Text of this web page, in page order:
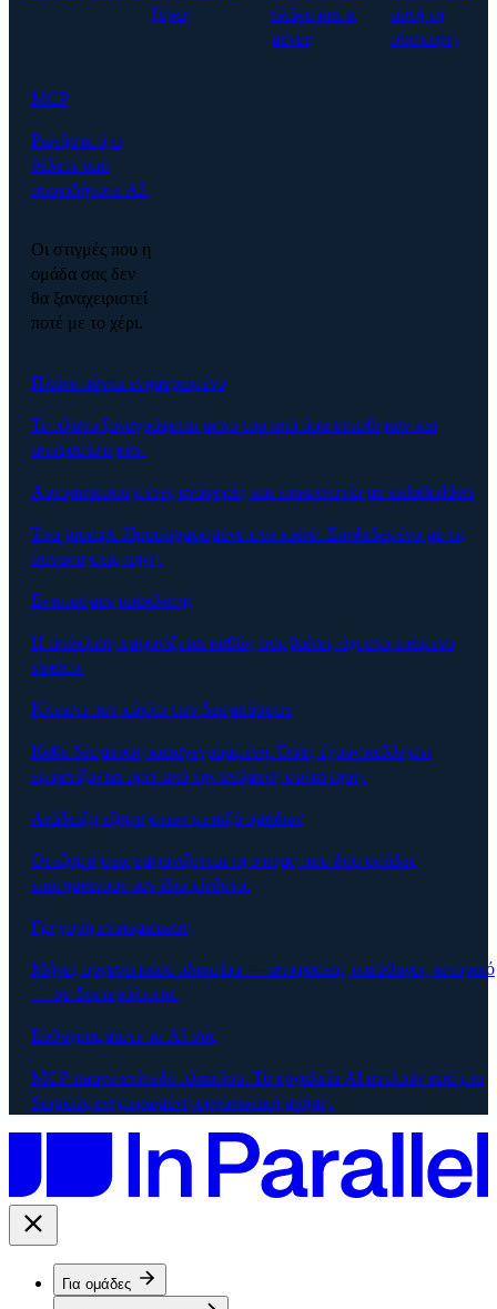
ξέρω;
πλάνο και τι
μένει;
αυτή τη
σύσκεψη;
MCP
Ρωτήστε ό,τι
θέλετε από
οποιοδήποτε AI.
Οι στιγμές που η
ομάδα σας δεν
θα ξαναχειριστεί
ποτέ με το χέρι.
Πλάνο πάντα ενημερωμένο
Το πλάνο ξαναγράφεται μόνο του από όσα ειπώθηκαν και
αποφασίστηκαν.
Αυτοματοποιημένες αναφορές και επικοινωνία με stakeholders
Ένα prompt. Προσαρμοσμένο στο κοινό. Συνδεδεμένο με τις
συναντήσεις-πηγή.
Εντοπισμός απόκλισης
Η απόκλιση εμφανίζεται καθώς συμβαίνει, όχι στο επόμενο
steerco.
Κλείστε τον κύκλο των δεσμεύσεων
Κάθε δέσμευση καταγεγραμμένη. Όσες έχουν κολλήσει
εμφανίζονται πριν από την επόμενη συνάντηση.
Ανάδειξη εξαρτήσεων μεταξύ ομάδων
Οι εξαρτήσεις εμφανίζονται τη στιγμή που δύο ομάδες
επισημαίνουν τον ίδιο κίνδυνο.
Γρήγορη ενσωμάτωση
Μήνες οργανωτικού πλαισίου — αποφάσεις, υπεύθυνοι, ιστορικό
— σε δευτερόλεπτα.
Ευθυγραμμίστε το AI σας
MCP-native επίπεδο πλαισίου. Τα εργαλεία AI αντλούν από μια
διαρκώς ενημερωμένη οργανωτική μνήμη.
Για ομάδες